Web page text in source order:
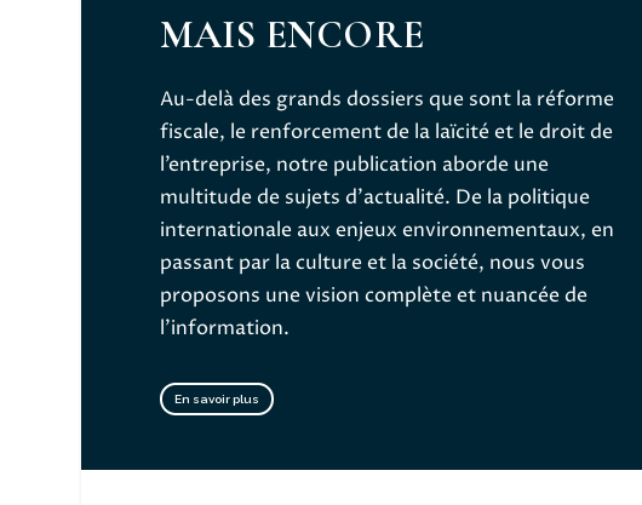
MAIS ENCORE
Au-delà des grands dossiers que sont la réforme
fiscale, le renforcement de la laïcité et le droit de
l’entreprise, notre publication aborde une
multitude de sujets d’actualité. De la politique
internationale aux enjeux environnementaux, en
passant par la culture et la société, nous vous
proposons une vision complète et nuancée de
l’information.
En savoir plus